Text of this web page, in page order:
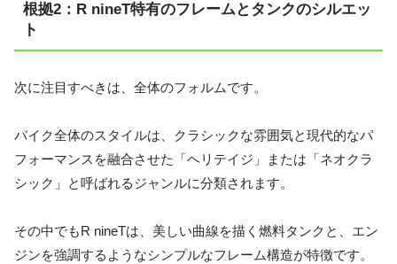
根拠2：R nineT特有のフレームとタンクのシルエッ
ト
次に注目すべきは、全体のフォルムです。
バイク全体のスタイルは、クラシックな雰囲気と現代的なパ
フォーマンスを融合させた「ヘリテイジ」または「ネオクラ
シック」と呼ばれるジャンルに分類されます。
その中でもR nineTは、 美しい曲線を描く燃料タンクと、エン
ジンを強調するようなシンプルなフレーム構造が特徴です。